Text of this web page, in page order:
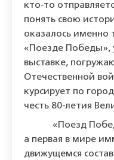
кто-то
понять свою
оказалось именно
«Поезде Победы»,
выставке,
Отечественной
курсирует по
честь 80-летия
«Поезд
а первая в мире
движущемся